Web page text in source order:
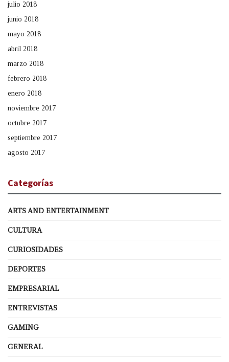
julio 2018
junio 2018
mayo 2018
abril 2018
marzo 2018
febrero 2018
enero 2018
noviembre 2017
octubre 2017
septiembre 2017
agosto 2017
Categorías
ARTS AND ENTERTAINMENT
CULTURA
CURIOSIDADES
DEPORTES
EMPRESARIAL
ENTREVISTAS
GAMING
GENERAL